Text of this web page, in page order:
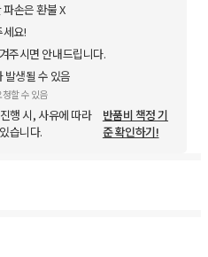
손은 환불 X
요!
주시면 안내드립니다.
생될 수 있음
할 수 있음
행 시, 사유에 따라
습니다.
반품비 책정 기
준 확인하기!